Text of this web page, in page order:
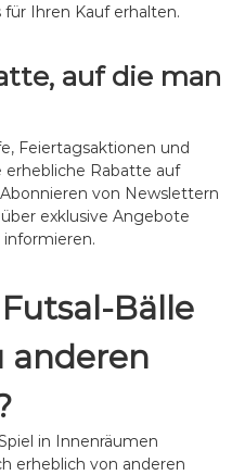
Ihren Kauf erhalten.
auf die man
Feiertagsaktionen und
erhebliche Rabatte auf
von Newslettern
exklusive Angebote
Bälle
anderen
in Innenräumen
erheblich von anderen